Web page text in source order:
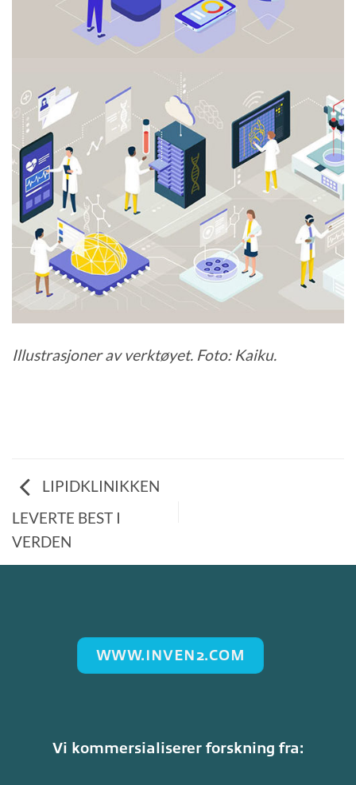
Illustrasjoner av verktøyet. Foto: Kaiku.
LIPIDKLINIKKEN
LEVERTE BEST I
VERDEN
WWW.INVEN2.COM
Vi kommersialiserer forskning fra: